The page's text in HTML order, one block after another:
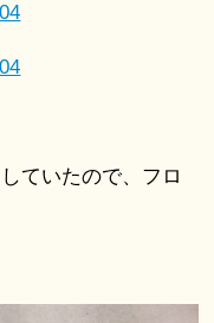
ていたので、フロ